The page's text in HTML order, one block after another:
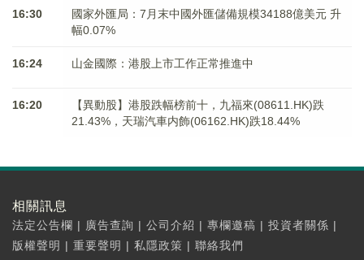
16:30
國家外匯局：7月末中國外匯儲備規模34188億美元 升
幅0.07%
16:24 山金國際：港股上市工作正常推進中
16:20
【異動股】港股跌幅榜前十，九福來(08611.HK)跌
21.43%，天瑞汽車内飾(06162.HK)跌18.44%
相關訊息
法定公告欄 | 廣告查詢 | 公司介紹 | 專欄邀稿 | 投資者關係 |
版權聲明 | 重要聲明 | 私隱政策 | 聯絡我們